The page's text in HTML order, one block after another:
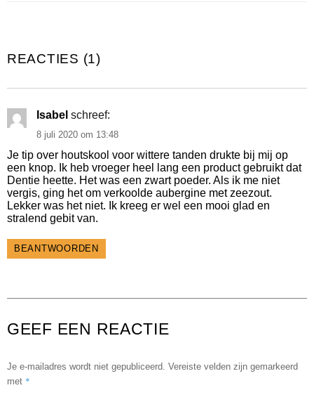
REACTIES (1)
Isabel schreef:
8 juli 2020 om 13:48
Je tip over houtskool voor wittere tanden drukte bij mij op
een knop. Ik heb vroeger heel lang een product gebruikt dat
Dentie heette. Het was een zwart poeder. Als ik me niet
vergis, ging het om verkoolde aubergine met zeezout.
Lekker was het niet. Ik kreeg er wel een mooi glad en
stralend gebit van.
BEANTWOORDEN
GEEF EEN REACTIE
Je e-mailadres wordt niet gepubliceerd. Vereiste velden zijn gemarkeerd
met *